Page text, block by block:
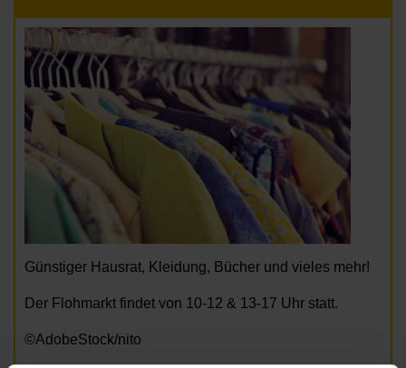
Günstiger Hausrat, Kleidung, Bücher und vieles mehr!
Der Flohmarkt findet von 10-12 & 13-17 Uhr statt.
©AdobeStock/nito